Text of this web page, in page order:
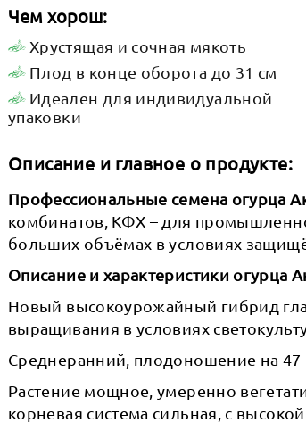
Чем хорош:
Хрустящая и сочная мякоть
Плод в конце оборота до 31 см
Идеален для индивидуальной
упаковки
Описание и главное о продукте:
Профессиональные семена огурца
комбинатов, КФХ – для
больших объёмах в условиях
Описание и характеристики огурца
Новый высокоурожайный гибрид
выращивания в условиях
Среднеранний, плодоношение на
Растение мощное, умеренно
корневая система сильная, с